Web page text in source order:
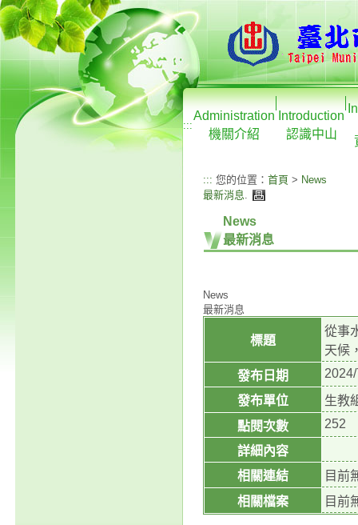
:::
Administration
機關介紹
Introduction
認識中山
::: 您的位置： 首頁 > News
最新消息.
News
最新消息
News
最新消息
標題
從事
天候
發布日期
發布單位
生教
點閱次數
252
詳細內容
相關連結
目前
相關檔案
目前